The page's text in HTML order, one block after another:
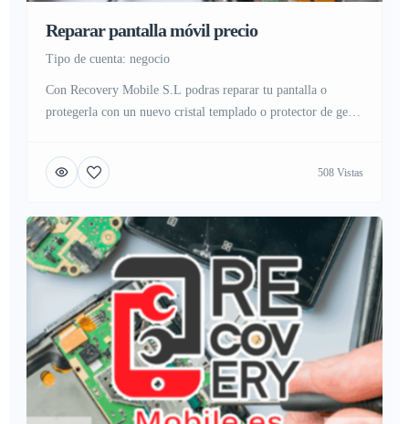
Reparar pantalla móvil precio
tipo de cuenta: negocio
Con Recovery Mobile S.L podras reparar tu pantalla o
protegerla con un nuevo cristal templado o protector de gel,
Madrid accesible desde buses o metro, ponemos a tu
disposición nuestro taller de reparación de moviles y servicio
en […]
508 Vistas